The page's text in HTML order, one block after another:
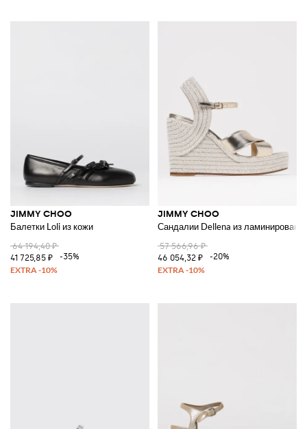
JIMMY CHOO
Балетки Loli из кожи
64 194,40 ₽
41 725,85 ₽
-35%
JIMMY CHOO
Сандалии Dellena из
57 566,96 ₽
46 054,32 ₽
-20%